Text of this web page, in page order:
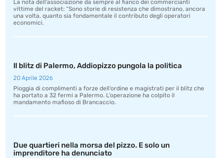
La nota dell’associazione da sempre al fianco dei commercianti
vittime del racket: “Sono storie di resistenza che dimostrano, ancora
una volta, quanto sia fondamentale il contributo degli operatori
economici.
Il blitz di Palermo, Addiopizzo pungola la politica
20 Aprile 2026
Pioggia di complimenti a forze dell’ordine e magistrati per il blitz che
ha portato a 32 fermi a Palermo. L’operazione ha colpito il
mandamento mafioso di Brancaccio.
Due quartieri nella morsa del pizzo. E solo un
imprenditore ha denunciato